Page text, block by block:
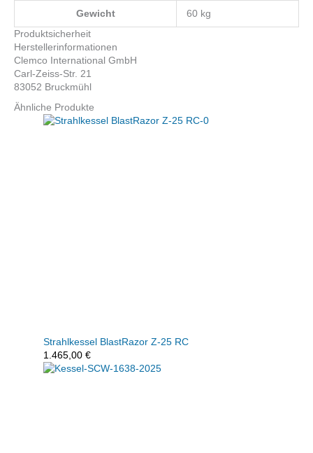
Gewicht
60 kg
Produktsicherheit
Herstellerinformationen
Clemco International GmbH
Carl-Zeiss-Str. 21
83052 Bruckmühl
Ähnliche Produkte
Strahlkessel BlastRazor Z-25 RC
1.465,00 €